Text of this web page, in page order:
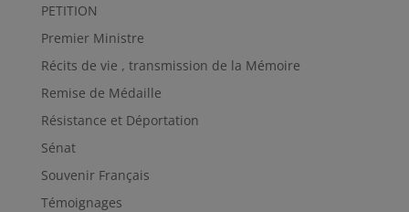
PETITION
Premier Ministre
Récits de vie , transmission de la Mémoire
Remise de Médaille
Résistance et Déportation
Sénat
Souvenir Français
Témoignages